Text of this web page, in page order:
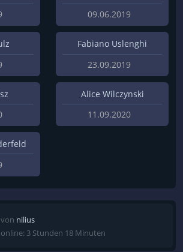
09.06.2019
Fabiano Uslenghi
23.09.2019
Alice Wilczynski
11.09.2020
nilius
3 Stunden 18 Minuten